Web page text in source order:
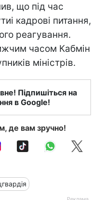
що під час
кадрові питання,
реагування.
часом Кабмін
міністрів.
Підпишіться на
в Google!
де вам зручно!